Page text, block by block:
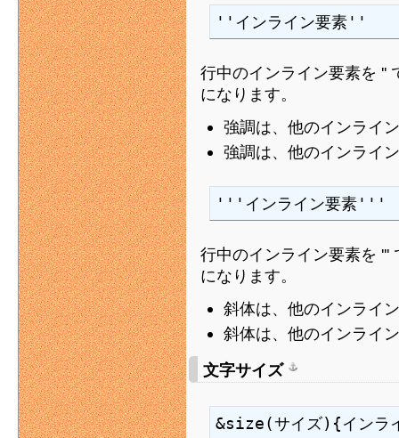
''インライン要素''
行中のインライン要素を ''
になります。
強調は、他のインライ
強調は、他のインライ
'''インライン要素'''
行中のインライン要素を
になります。
斜体は、他のインライ
斜体は、他のインライ
文字サイズ
&size(サイズ){インラ